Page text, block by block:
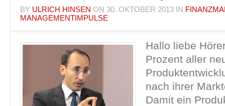
BY ULRICH HINSEN ON 30. OKTOBER 2013 IN
MANAGEMENTIMPULSE
Hallo liebe
Prozent aller
nach ihrer
Damit ein